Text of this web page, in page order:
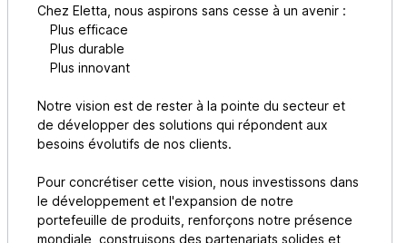
Chez Eletta, nous aspirons sans cesse à un avenir :
Plus efficace
Plus durable
Plus innovant
Notre vision est de rester à la pointe du secteur et
de développer des solutions qui répondent aux
besoins évolutifs de nos clients.
Pour concrétiser cette vision, nous investissons dans
le développement et l'expansion de notre
portefeuille de produits, renforçons notre présence
mondiale, construisons des partenariats solides et